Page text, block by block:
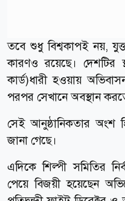
তবে শুধু বিশ্বকাপই নয়,
কারণও রয়েছে। দেশটির
কার্ড)ধারী হওয়ায়
পরপর সেখানে অবস্থান
সেই আনুষ্ঠানিকতার অংশ
জানা গেছে।
এদিকে শিল্পী সমিতির
পেয়ে বিজয়ী হয়েছেন